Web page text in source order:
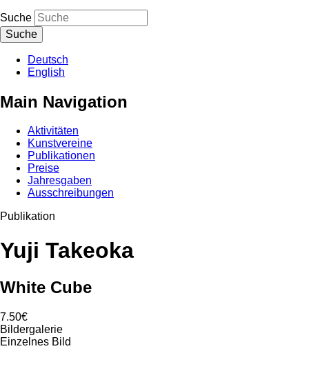
Suche
Deutsch
English
Main Navigation
Aktivitäten
Kunstvereine
Publikationen
Preise
Jahresgaben
Ausschreibungen
Publikation
Yuji Takeoka
White Cube
7.50€
Bildergalerie
Einzelnes Bild